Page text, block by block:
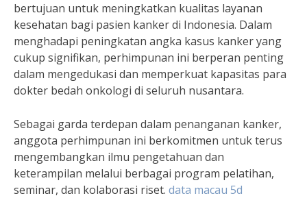
bertujuan untuk meningkatkan kualitas layanan
kesehatan bagi pasien kanker di Indonesia. Dalam
menghadapi peningkatan angka kasus kanker yang
cukup signifikan, perhimpunan ini berperan penting
dalam mengedukasi dan memperkuat kapasitas para
dokter bedah onkologi di seluruh nusantara.
Sebagai garda terdepan dalam penanganan kanker,
anggota perhimpunan ini berkomitmen untuk terus
mengembangkan ilmu pengetahuan dan
keterampilan melalui berbagai program pelatihan,
seminar, dan kolaborasi riset. data macau 5d